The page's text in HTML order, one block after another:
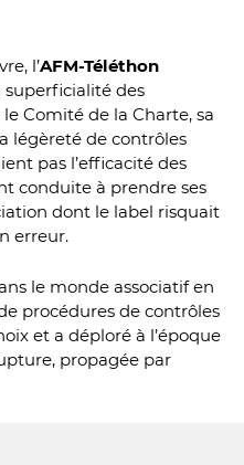
l’AFM-Téléthon
superficialité des
Comité de la Charte, sa
légèreté de contrôles
pas l’efficacité des
conduite à prendre ses
dont le label risquait
erreur.
le monde associatif en
procédures de contrôles
et a déploré à l’époque
propagée par